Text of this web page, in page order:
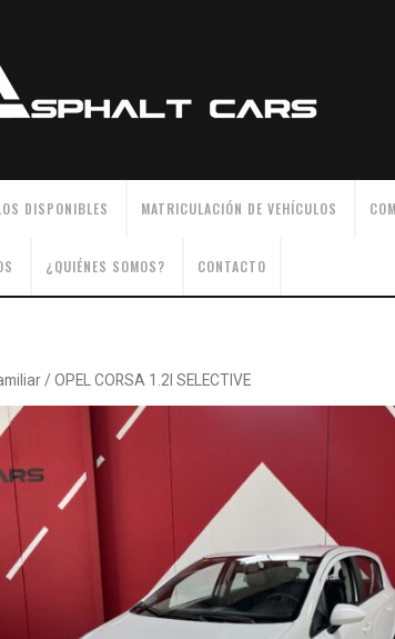
DISPONIBLES MATRICULACIÓN DE VEHÍCULOS
¿QUIÉNES SOMOS? CONTACTO
/ OPEL CORSA 1.2I SELECTIVE